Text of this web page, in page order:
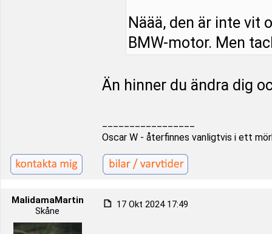
Näää, den är inte vit
BMW-motor. Men
Än hinner du ändra dig
Oscar W - återfinnes vanligtvis i ett
MalidamaMartin
Skåne
17 Okt 2024 17:49